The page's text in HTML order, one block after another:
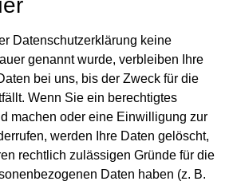
Datenschutzerklärung keine
genannt wurde, verbleiben Ihre
bei uns, bis der Zweck für die
Wenn Sie ein berechtigtes
machen oder eine Einwilligung zur
werden Ihre Daten gelöscht,
rechtlich zulässigen Gründe für die
Daten haben (z. B.